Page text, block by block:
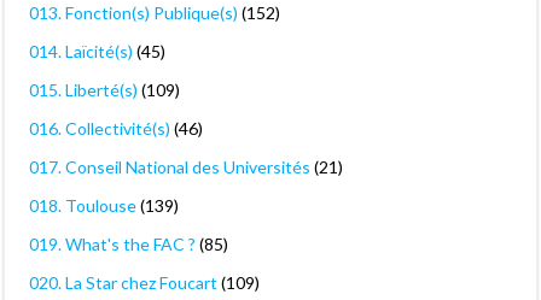
013. Fonction(s) Publique(s) (152)
014. Laïcité(s) (45)
015. Liberté(s) (109)
016. Collectivité(s) (46)
017. Conseil National des Universités (21)
018. Toulouse(139)
019. What's the FAC ? (85)
020. La Star chez Foucart (109)